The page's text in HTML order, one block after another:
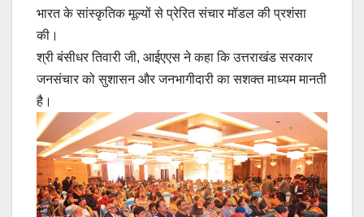
भारत के सांस्कृतिक मूल्यों से प्रेरित संचार मॉडल की प्रशंसा
की।
श्री बंसीधर तिवारी जी, आईएएस ने कहा कि उत्तराखंड सरकार
जनसंचार को सुशासन और जनभागीदारी का सशक्त माध्यम मानती
है।